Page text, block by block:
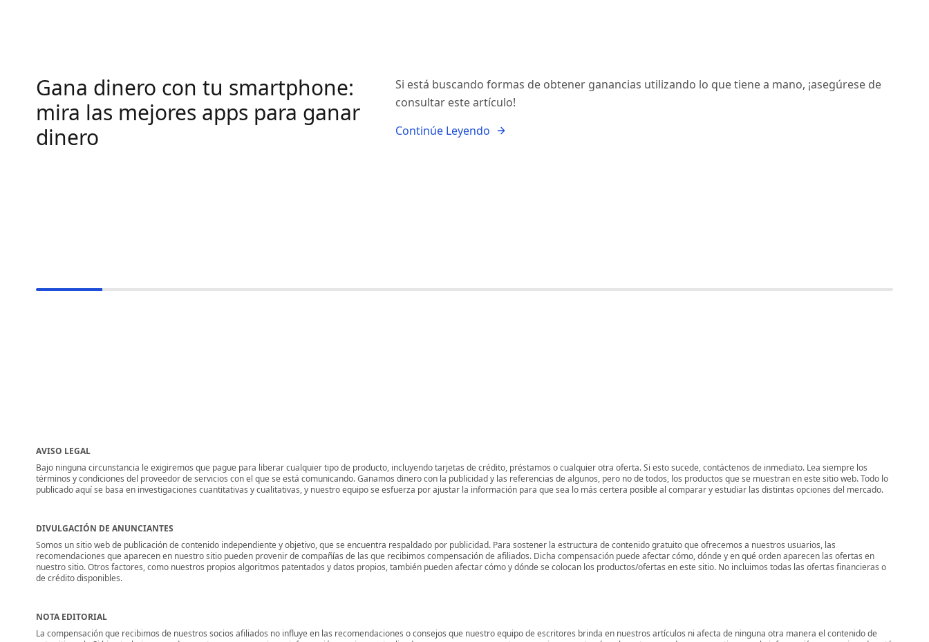
Gana dinero con tu smartphone:
mira las mejores apps para ganar
dinero
Si está buscando formas de obtener ganancias utilizando lo que tiene a mano, ¡asegúrese de
consultar este artículo!
Continúe Leyendo
AVISO LEGAL
Bajo ninguna circunstancia le exigiremos que pague para liberar cualquier tipo de producto, incluyendo tarjetas de crédito, préstamos o cualquier otra oferta. Si esto sucede, contáctenos de inmediato. Lea siempre los
términos y condiciones del proveedor de servicios con el que se está comunicando. Ganamos dinero con la publicidad y las referencias de algunos, pero no de todos, los productos que se muestran en este sitio web. Todo lo
publicado aquí se basa en investigaciones cuantitativas y cualitativas, y nuestro equipo se esfuerza por ajustar la información para que sea lo más certera posible al comparar y estudiar las distintas opciones del mercado.
DIVULGACIÓN DE ANUNCIANTES
Somos un sitio web de publicación de contenido independiente y objetivo, que se encuentra respaldado por publicidad. Para sostener la estructura de contenido gratuito que ofrecemos a nuestros usuarios, las
recomendaciones que aparecen en nuestro sitio pueden provenir de compañías de las que recibimos compensación de afiliados. Dicha compensación puede afectar cómo, dónde y en qué orden aparecen las ofertas en
nuestro sitio. Otros factores, como nuestros propios algoritmos patentados y datos propios, también pueden afectar cómo y dónde se colocan los productos/ofertas en este sitio. No incluimos todas las ofertas financieras o
de crédito disponibles.
NOTA EDITORIAL
La compensación que recibimos de nuestros socios afiliados no influye en las recomendaciones o consejos que nuestro equipo de escritores brinda en nuestros artículos ni afecta de ninguna otra manera el contenido de